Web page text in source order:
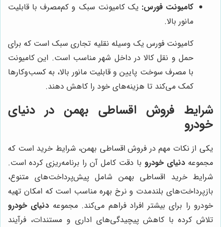
کامیونت فورس: یک کامیونت سبک و کم‌مصرف با قابلیت
مانور بالا.
کامیونت فورس یک وسیله نقلیه تجاری سبک است که برای
حمل و نقل کالا در داخل شهر مناسب است. این کامیونت
با مصرف سوخت پایین و قابلیت مانور بالا، به کسب‌وکارها
کمک می‌کند تا هزینه‌های خود را کاهش دهند.
شرایط فروش اقساطی بهمن در دنیای
خودرو
یکی از نکات مهم در فروش اقساطی بهمن، شرایط خرید است که
مجموعه دنیای خودرو با دقت کامل آن را برنامه‌ریزی کرده است.
شرایط خرید اقساطی بهمن شامل پیش‌پرداخت‌های متنوع،
بازپرداخت‌های بلندمدت و نرخ بهره مناسب است که امکان تهیه
خودرو را برای بیشتر افراد فراهم می‌کند. مجموعه دنیای خودرو
تلاش کرده با کاهش پیچیدگی‌های اداری و مستندات، فرآیند